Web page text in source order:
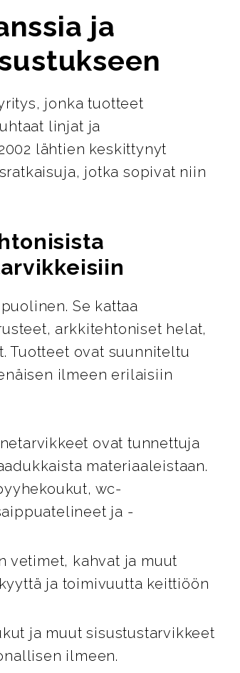
ja
jonka tuotteet
linjat ja
lähtien keskittynyt
jotka sopivat niin
Se kattaa
arkkitehtoniset helat,
Tuotteet ovat suunniteltu
ilmeen erilaisiin
ovat tunnettuja
materiaaleistaan.
wc-
ja -
vetimet, kahvat ja muut
ja toimivuutta keittiöön
ja muut sisustustarvikkeet
ilmeen.